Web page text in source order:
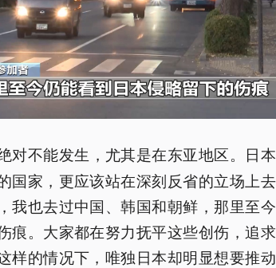
对不能发生，尤其是在东亚地区。日
国家，更应该站在深刻反省的立场上
我也去过中国、韩国和朝鲜，那里至
痕。大家都在努力抚平这些创伤，追
样的情况下，唯独日本却明显想要推